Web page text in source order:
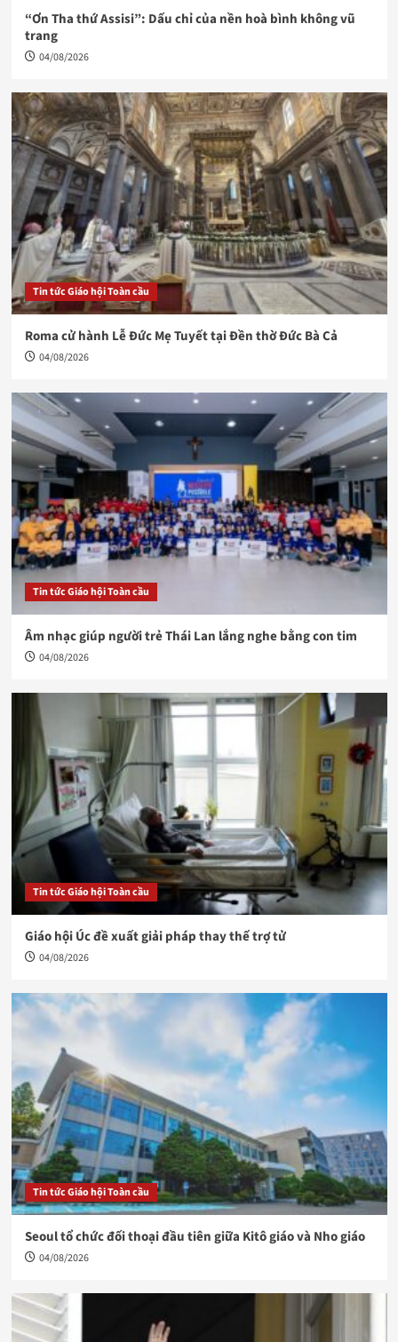
“Ơn Tha thứ Assisi”: Dấu chỉ của nền hoà bình không vũ
trang
04/08/2026
Tin tức Giáo hội Toàn cầu
Roma cử hành Lễ Đức Mẹ Tuyết tại Đền thờ Đức Bà Cả
04/08/2026
Tin tức Giáo hội Toàn cầu
Âm nhạc giúp người trẻ Thái Lan lắng nghe bằng con tim
04/08/2026
Tin tức Giáo hội Toàn cầu
Giáo hội Úc đề xuất giải pháp thay thế trợ tử
04/08/2026
Tin tức Giáo hội Toàn cầu
Seoul tổ chức đối thoại đầu tiên giữa Kitô giáo và Nho giáo
04/08/2026